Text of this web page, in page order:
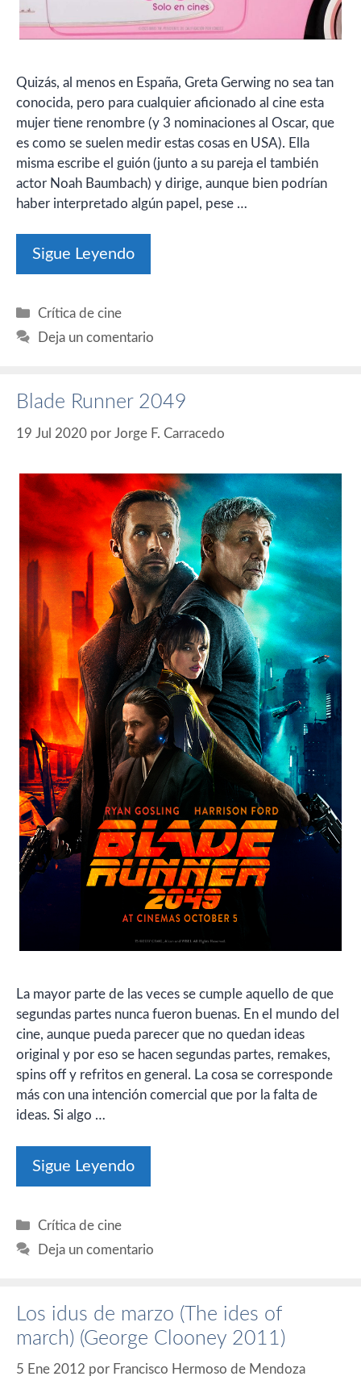
Quizás, al menos en España, Greta Gerwing no sea tan
conocida, pero para cualquier aficionado al cine esta
mujer tiene renombre (y 3 nominaciones al Oscar, que
es como se suelen medir estas cosas en USA). Ella
misma escribe el guión (junto a su pareja el también
actor Noah Baumbach) y dirige, aunque bien podrían
haber interpretado algún papel, pese …
Sigue Leyendo
Categorías
Crítica de cine
Deja un comentario
Blade Runner 2049
19 Jul 2020 por Jorge F. Carracedo
La mayor parte de las veces se cumple aquello de que
segundas partes nunca fueron buenas. En el mundo del
cine, aunque pueda parecer que no quedan ideas
original y por eso se hacen segundas partes, remakes,
spins off y refritos en general. La cosa se corresponde
más con una intención comercial que por la falta de
ideas. Si algo …
Sigue Leyendo
Categorías
Crítica de cine
Deja un comentario
Los idus de marzo (The ides of
march) (George Clooney 2011)
5 Ene 2012 por Francisco Hermoso de Mendoza